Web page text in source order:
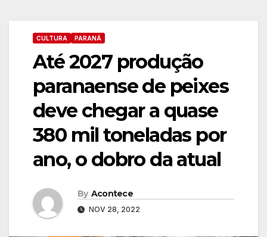
CULTURA PARANÁ
Até 2027 produção
paranaense de peixes
deve chegar a quase
380 mil toneladas por
ano, o dobro da atual
By Acontece
NOV 28, 2022